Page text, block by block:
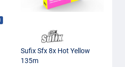
Sufix Sfx 8x Hot Yellow
135m